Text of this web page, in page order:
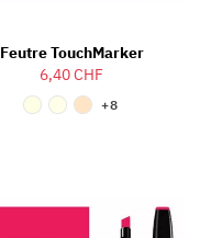
Feutre TouchMarker
6,40 CHF
+8